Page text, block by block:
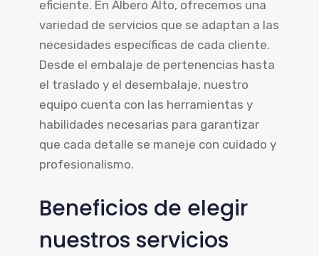
eficiente. En Albero Alto, ofrecemos una
variedad de servicios que se adaptan a las
necesidades específicas de cada cliente.
Desde el embalaje de pertenencias hasta
el traslado y el desembalaje, nuestro
equipo cuenta con las herramientas y
habilidades necesarias para garantizar
que cada detalle se maneje con cuidado y
profesionalismo.
Beneficios de elegir
nuestros servicios